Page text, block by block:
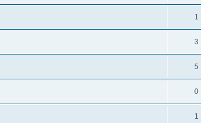
1
3
5
0
1